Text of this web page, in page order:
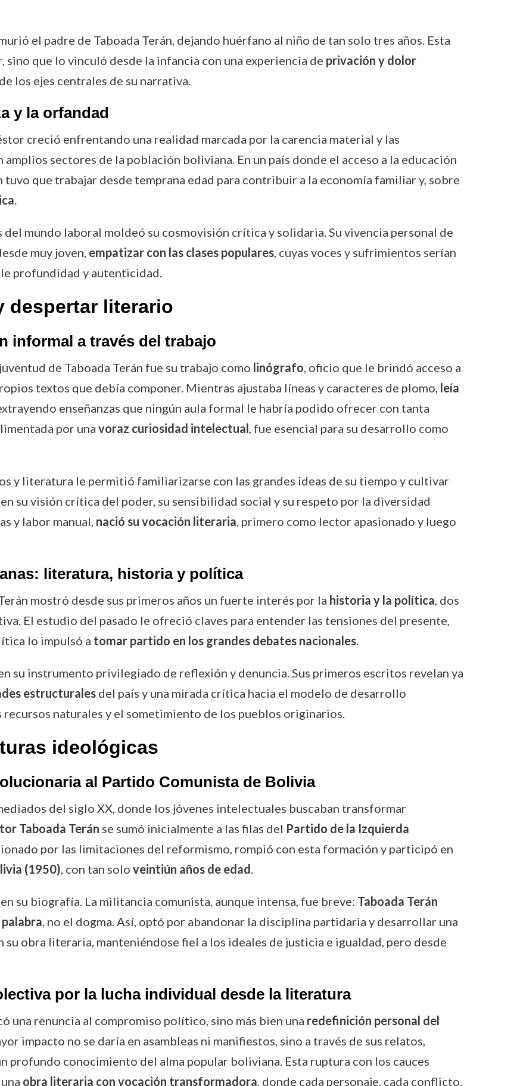
el padre de Taboada Terán, dejando huérfano al niño de tan solo tres años. Esta
que lo vinculó desde la infancia con una experiencia de privación y dolor
los ejes centrales de su narrativa.
y la orfandad
creció enfrentando una realidad marcada por la carencia material y las
sectores de la población boliviana. En un país donde el acceso a la educación
tuvo que trabajar desde temprana edad para contribuir a la economía familiar y, sobre
.
mundo laboral moldeó su cosmovisión crítica y solidaria. Su vivencia personal de
muy joven, empatizar con las clases populares, cuyas voces y sufrimientos serían
profundidad y autenticidad.
despertar literario
informal a través del trabajo
de Taboada Terán fue su trabajo como linógrafo, oficio que le brindó acceso a
textos que debía componer. Mientras ajustaba líneas y caracteres de plomo, leía
enseñanzas que ningún aula formal le habría podido ofrecer con tanta
por una voraz curiosidad intelectual, fue esencial para su desarrollo como
y literatura le permitió familiarizarse con las grandes ideas de su tiempo y cultivar
su visión crítica del poder, su sensibilidad social y su respeto por la diversidad
y labor manual, nació su vocación literaria, primero como lector apasionado y luego
literatura, historia y política
mostró desde sus primeros años un fuerte interés por la historia y la política, dos
El estudio del pasado le ofreció claves para entender las tensiones del presente,
lo impulsó a tomar partido en los grandes debates nacionales.
su instrumento privilegiado de reflexión y denuncia. Sus primeros escritos revelan ya
estructuralesdel país y una mirada crítica hacia el modelo de desarrollo
naturales y el sometimiento de los pueblos originarios.
ideológicas
al Partido Comunista de Bolivia
del siglo XX, donde los jóvenes intelectuales buscaban transformar
Taboada Terán se sumó inicialmente a las filas del Partido de la Izquierda
por las limitaciones del reformismo, rompió con esta formación y participó en
(1950), con tan solo veintiún años de edad.
su biografía. La militancia comunista, aunque intensa, fue breve: Taboada Terán
, no el dogma. Así, optó por abandonar la disciplina partidaria y desarrollar una
su obra literaria, manteniéndose fiel a los ideales de justicia e igualdad, pero desde
por la lucha individual desde la literatura
una renuncia al compromiso político, sino más bien una redefinición personal del
impacto no se daría en asambleas ni manifiestos, sino a través de sus relatos,
profundo conocimiento del alma popular boliviana. Esta ruptura con los cauces
obra literaria con vocación transformadora, donde cada personaje, cada conflicto,